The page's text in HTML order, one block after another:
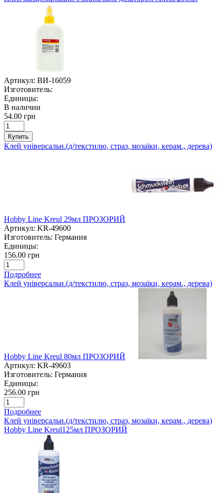
Артикул: ВИ-16059
Изготовитель:
Единицы:
В наличии
54.00 грн
Купить
Клей універсальн.(д/текстилю, страз, мозаїки, керам., дерева)
Hobby Line Kreul 29мл ПРОЗОРИЙ
Артикул: KR-49600
Изготовитель: Германия
Единицы:
156.00 грн
Подробнее
Клей універсальн.(д/текстилю, страз, мозаїки, керам., дерева)
Hobby Line Kreul 80мл ПРОЗОРИЙ
Артикул: KR-49603
Изготовитель: Германия
Единицы:
256.00 грн
Подробнее
Клей універсальн.(д/текстилю, страз, мозаїки, керам., дерева)
Hobby Line Kreul125мл ПРОЗОРИЙ